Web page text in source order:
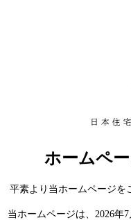
ホームペ
平素より当ホームページを
当ホームページは、2026年